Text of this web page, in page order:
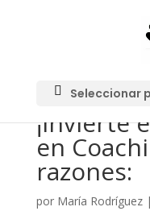
Seleccionar
¡Invierte
en
razones:
por María Rodríguez|